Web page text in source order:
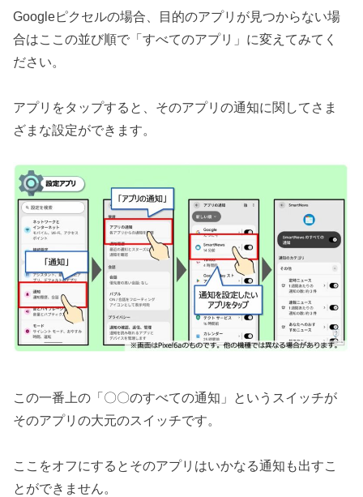
Googleピクセルの場合、目的のアプリが見つからない場
合はここの並び順で「すべてのアプリ」に変えてみてく
ださい。
アプリをタップすると、そのアプリの通知に関してさま
ざまな設定ができます。
この一番上の「〇〇のすべての通知」というスイッチが
そのアプリの大元のスイッチです。
ここをオフにするとそのアプリはいかなる通知も出すこ
とができません。